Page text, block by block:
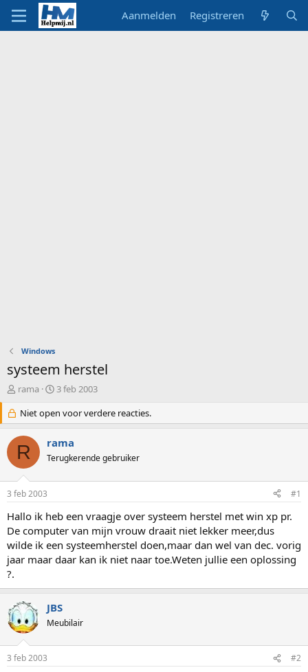
Aanmelden Registreren
Windows
systeem herstel
O
d
e
r
w
e
p
s
t
a
r
t
e
rama
S
a
r
d
a
m
3 feb 2003
Niet open voor verdere reacties.
R rama
Terugkerende gebruiker
3 feb 2003 #1
Hallo ik heb een vraagje over systeem herstel met win xp pr.
De computer van mijn vrouw draait niet lekker meer,dus
wilde ik een systeemherstel doen,maar dan wel van dec. vorig
jaar maar daar kan ik niet naar toe.Weten jullie een oplossing
?.
JBS
Meubilair
3 feb 2003 #2